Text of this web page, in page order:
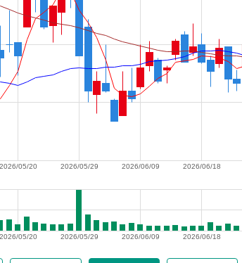
2026/06/18
2026/06/09
2026/05/29
2026/05/20
2026/06/18
2026/06/09
2026/05/29
2026/05/20